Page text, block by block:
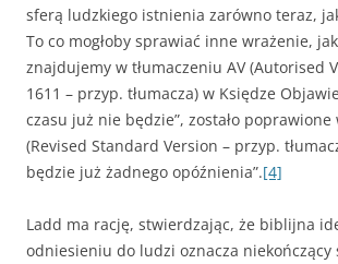
sferą ludzkiego istnienia zarówno teraz,
To co mogłoby sprawiać inne wrażenie,
znajdujemy w tłumaczeniu AV (Autorised
1611 – przyp. tłumacza) w Księdze
czasu już nie będzie”, zostało poprawione
(Revised Standard Version – przyp.
będzie już żadnego opóźnienia”.[4]
Ladd ma rację, stwierdzając, że biblijna
odniesieniu do ludzi oznacza niekończący